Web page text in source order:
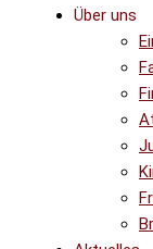
Über uns